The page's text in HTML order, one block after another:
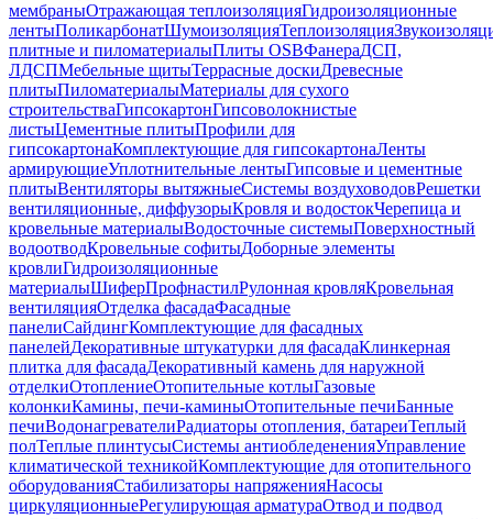
мембраныОтражающая теплоизоляцияГидроизоляционные
лентыПоликарбонатШумоизоляцияТеплоизоляция
плитные и пиломатериалыПлиты OSBФанераДСП,
ЛДСПМебельные щитыТеррасные доскиДревесные
плитыПиломатериалыМатериалы для сухого
строительстваГипсокартонГипсоволокнистые
листыЦементные плитыПрофили для
гипсокартонаКомплектующие для гипсокартонаЛенты
армирующиеУплотнительные лентыГипсовые и цементные
плитыВентиляторы вытяжныеСистемы воздуховодовРешетки
вентиляционные, диффузорыКровля и водостокЧерепица и
кровельные материалыВодосточные системыПоверхностный
водоотводКровельные софитыДоборные элементы
кровлиГидроизоляционные
материалыШиферПрофнастилРулонная кровляКровельная
вентиляцияОтделка фасадаФасадные
панелиСайдингКомплектующие для фасадных
панелейДекоративные штукатурки для фасадаКлинкерная
плитка для фасадаДекоративный камень для наружной
отделкиОтоплениеОтопительные котлыГазовые
колонкиКамины, печи-каминыОтопительные печиБанные
печиВодонагревателиРадиаторы отопления, батареиТеплый
полТеплые плинтусыСистемы антиобледененияУправление
климатической техникойКомплектующие для отопительного
оборудованияСтабилизаторы напряженияНасосы
циркуляционныеРегулирующая арматураОтвод и подвод